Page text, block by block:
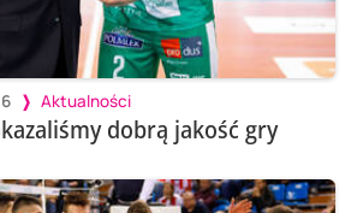
Aktualności
dobrą jakość gry